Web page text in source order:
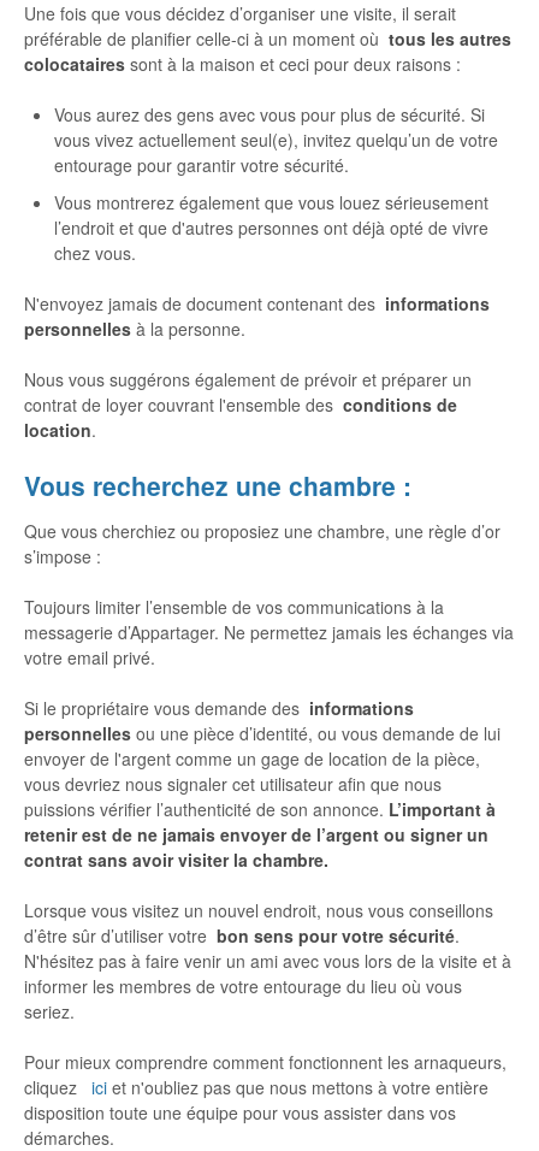
Une fois que vous décidez d’organiser une visite, il serait
préférable de planifier celle-ci à un moment où tous les autres
colocataires sont à la maison et ceci pour deux raisons :
Vous aurez des gens avec vous pour plus de sécurité. Si
vous vivez actuellement seul(e), invitez quelqu’un de votre
entourage pour garantir votre sécurité.
Vous montrerez également que vous louez sérieusement
l’endroit et que d'autres personnes ont déjà opté de vivre
chez vous.
N'envoyez jamais de document contenant des informations
personnelles à la personne.
Nous vous suggérons également de prévoir et préparer un
contrat de loyer couvrant l'ensemble des conditions de
location.
Vous recherchez une chambre :
Que vous cherchiez ou proposiez une chambre, une règle d’or
s’impose :
Toujours limiter l’ensemble de vos communications à la
messagerie d’Appartager. Ne permettez jamais les échanges via
votre email privé.
Si le propriétaire vous demande des informations
personnelles ou une pièce d’identité, ou vous demande de lui
envoyer de l'argent comme un gage de location de la pièce,
vous devriez nous signaler cet utilisateur afin que nous
puissions vérifier l’authenticité de son annonce. L’important à
retenir est de ne jamais envoyer de l’argent ou signer un
contrat sans avoir visiter la chambre.
Lorsque vous visitez un nouvel endroit, nous vous conseillons
d’être sûr d’utiliser votre bon sens pour votre sécurité.
N'hésitez pas à faire venir un ami avec vous lors de la visite et à
informer les membres de votre entourage du lieu où vous
seriez.
Pour mieux comprendre comment fonctionnent les arnaqueurs,
cliquez ici et n'oubliez pas que nous mettons à votre entière
disposition toute une équipe pour vous assister dans vos
démarches.